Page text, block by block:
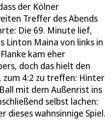
der Kölner
Treffer des Abends
Die 69. Minute lief,
Linton Maina von links in
kam eher
doch das hielt den
4:2 zu treffen: Hinter
mit dem Außenrist ins
selbst lachen:
dieses wahnsinnige Spiel.